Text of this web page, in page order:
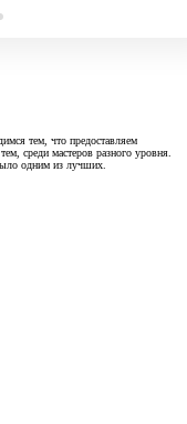
тем, что предоставляем
среди мастеров разного уровня.
одним из лучших.